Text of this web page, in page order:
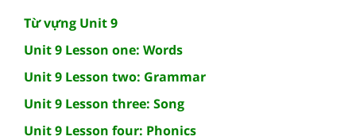
Từ vựng Unit 9
Unit 9 Lesson one: Words
Unit 9 Lesson two: Grammar
Unit 9 Lesson three: Song
Unit 9 Lesson four: Phonics